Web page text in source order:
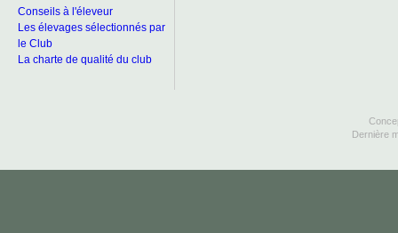
Conseils à l'éleveur
Les élevages sélectionnés par
le Club
La charte de qualité du club
Dernière